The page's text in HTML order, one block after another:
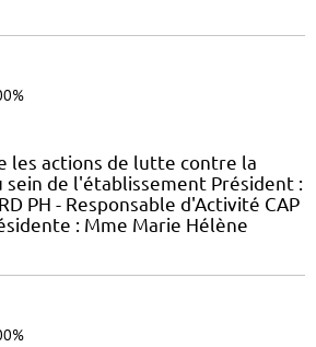
les actions de lutte contre la
sein de l'établissement Président :
PH - Responsable d'Activité CAP
: Mme Marie Hélène